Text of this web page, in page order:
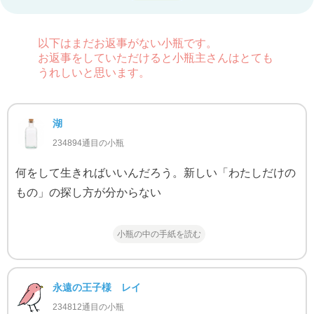
以下はまだお返事がない小瓶です。
お返事をしていただけると小瓶主さんはとても
うれしいと思います。
湖
234894通目の小瓶
何をして生きればいいんだろう。新しい「わたしだけの
もの」の探し方が分からない
小瓶の中の手紙を読む
永遠の王子様 レイ
234812通目の小瓶